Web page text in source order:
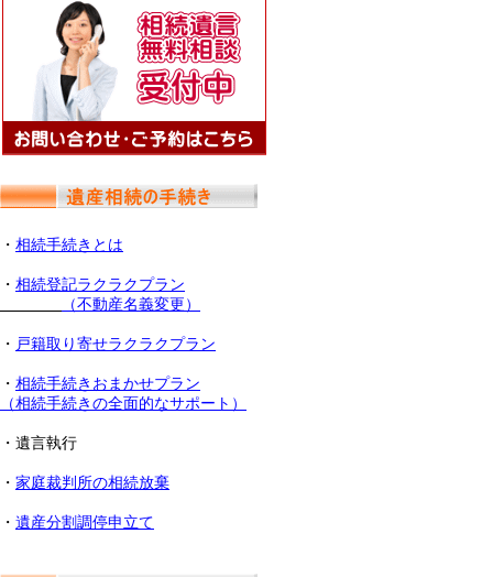
・ 相続手続きとは
・ 相続登記ラクラクプラン
（不動産名義変更）
・ 戸籍取り寄せラクラクプラン
・ 相続手続きおまかせプラン
（相続手続きの全面的なサポート）
・遺言執行
・ 家庭裁判所の相続放棄
・ 遺産分割調停申立て